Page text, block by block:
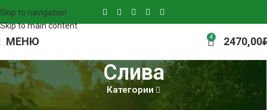
Skip to navigation
Skip to main content
МЕНЮ 4 2470,00
Слива
Категории
Главная Слива